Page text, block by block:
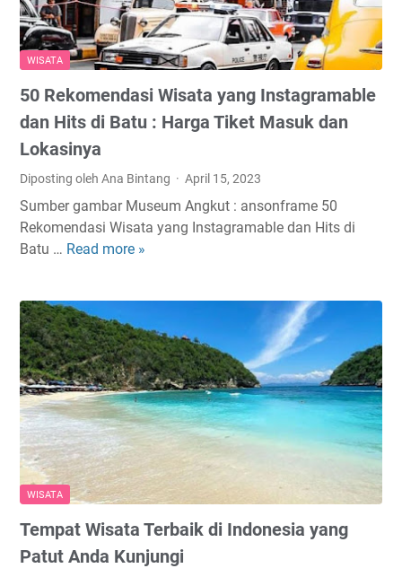
n
g
H
i
t
s
d
a
n
I
n
s
g
r
a
m
a
b
l
e
d
i
P
WISATA
50 Rekomendasi Wisata yang Instagramable
dan Hits di Batu : Harga Tiket Masuk dan
Lokasinya
Diposting oleh Ana Bintang April 15, 2023
Sumber gambar Museum Angkut : ansonframe 50
Rekomendasi Wisata yang Instagramable dan Hits di
Batu … Read more »
k
o
m
e
n
d
a
i
W
i
WISATA
Tempat Wisata Terbaik di Indonesia yang
Patut Anda Kunjungi